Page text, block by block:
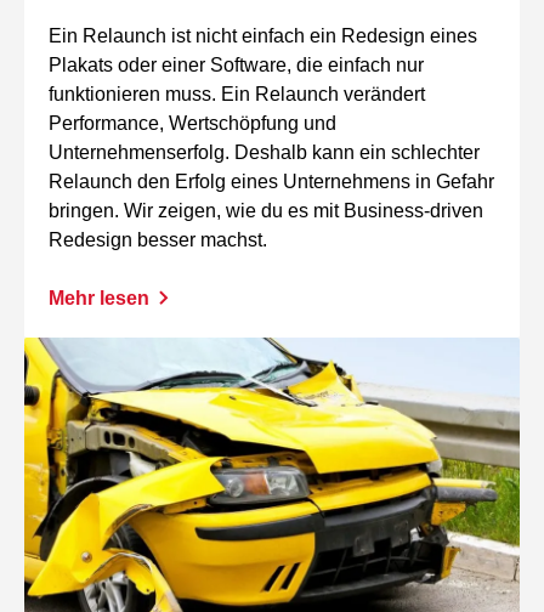
Ein Relaunch ist nicht einfach ein Redesign eines
Plakats oder einer Software, die einfach nur
funktionieren muss. Ein Relaunch verändert
Performance, Wertschöpfung und
Unternehmenserfolg. Deshalb kann ein schlechter
Relaunch den Erfolg eines Unternehmens in Gefahr
bringen. Wir zeigen, wie du es mit Business-driven
Redesign besser machst.
Mehr lesen